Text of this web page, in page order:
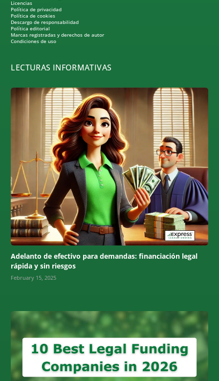
Licencias
Política de privacidad
Política de cookies
Descargo de responsabilidad
Política editorial
Marcas registradas y derechos de autor
Condiciones de uso
LECTURAS INFORMATIVAS
Adelanto de efectivo para demandas: financiación legal
rápida y sin riesgos
February 15, 2025